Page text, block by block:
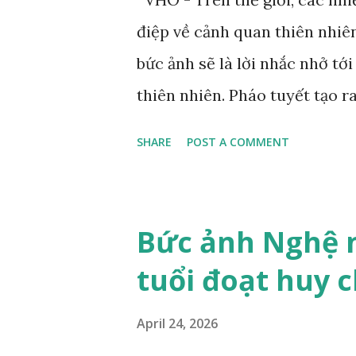
điệp về cảnh quan thiên
bức ảnh sẽ là lời nhắc nhở
thiên nhiên. Pháo tuyết tạo
này không nói "hoàn hảo"
là ẩn dụ hoàn hảo cho mối
nhiên. Bức tranh gợi nhớ đến
SHARE POST A COMMENT
Bức ảnh Nghệ
tuổi đoạt huy
April 24, 2026